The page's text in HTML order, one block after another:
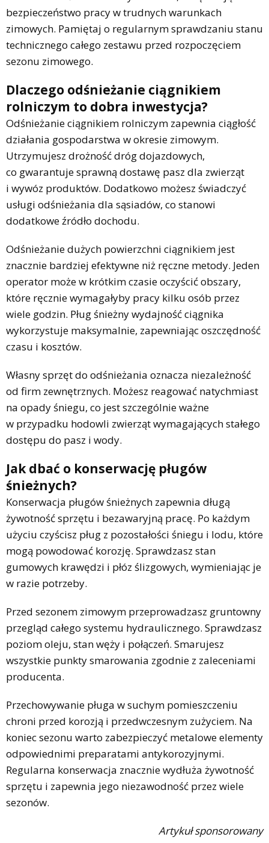
bezpieczeństwo pracy w trudnych warunkach
zimowych. Pamiętaj o regularnym sprawdzaniu stanu
technicznego całego zestawu przed rozpoczęciem
sezonu zimowego.
Dlaczego odśnieżanie ciągnikiem
rolniczym to dobra inwestycja?
Odśnieżanie ciągnikiem rolniczym zapewnia ciągłość
działania gospodarstwa w okresie zimowym.
Utrzymujesz drożność dróg dojazdowych,
co gwarantuje sprawną dostawę pasz dla zwierząt
i wywóz produktów. Dodatkowo możesz świadczyć
usługi odśnieżania dla sąsiadów, co stanowi
dodatkowe źródło dochodu.
Odśnieżanie dużych powierzchni ciągnikiem jest
znacznie bardziej efektywne niż ręczne metody. Jeden
operator może w krótkim czasie oczyścić obszary,
które ręcznie wymagałyby pracy kilku osób przez
wiele godzin. Pług śnieżny wydajność ciągnika
wykorzystuje maksymalnie, zapewniając oszczędność
czasu i kosztów.
Własny sprzęt do odśnieżania oznacza niezależność
od firm zewnętrznych. Możesz reagować natychmiast
na opady śniegu, co jest szczególnie ważne
w przypadku hodowli zwierząt wymagających stałego
dostępu do pasz i wody.
Jak dbać o konserwację pługów
śnieżnych?
Konserwacja pługów śnieżnych zapewnia długą
żywotność sprzętu i bezawaryjną pracę. Po każdym
użyciu czyścisz pług z pozostałości śniegu i lodu, które
mogą powodować korozję. Sprawdzasz stan
gumowych krawędzi i płóz ślizgowych, wymieniając je
w razie potrzeby.
Przed sezonem zimowym przeprowadzasz gruntowny
przegląd całego systemu hydraulicznego. Sprawdzasz
poziom oleju, stan węży i połączeń. Smarujesz
wszystkie punkty smarowania zgodnie z zaleceniami
producenta.
Przechowywanie pługa w suchym pomieszczeniu
chroni przed korozją i przedwczesnym zużyciem. Na
koniec sezonu warto zabezpieczyć metalowe elementy
odpowiednimi preparatami antykorozyjnymi.
Regularna konserwacja znacznie wydłuża żywotność
sprzętu i zapewnia jego niezawodność przez wiele
sezonów.
Artykuł sponsorowany